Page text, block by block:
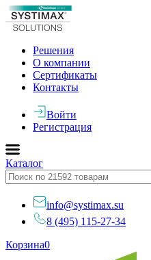
Решения
О компании
Сертификаты
Контакты
Войти
Регистрация
Каталог
info@systimax.su
8 (495) 115-27-34
Корзина0